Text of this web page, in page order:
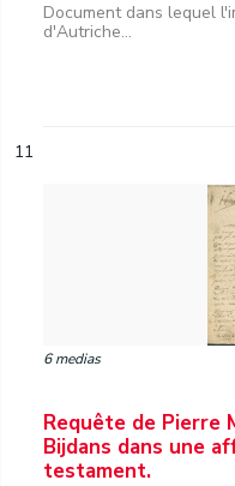
Document dans lequel
d'Autriche...
11
6 medias
Requête de Pierre
Bijdans dans une
testament.